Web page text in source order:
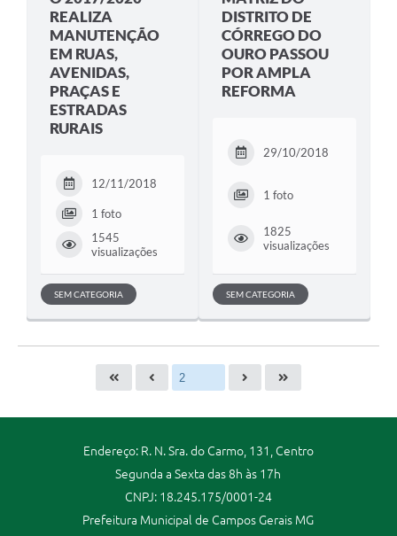
REALIZA
MANUTENÇÃO
EM RUAS,
AVENIDAS,
PRAÇAS E
ESTRADAS
RURAIS
12/11/2018
1 foto
1545
visualizações
SEM CATEGORIA
DISTRITO DE
CÓRREGO DO
OURO PASSOU
POR AMPLA
REFORMA
29/10/2018
1 foto
1825
visualizações
SEM CATEGORIA
Endereço: R. N. Sra. do Carmo, 131, Centro
Segunda a Sexta das 8h às 17h
CNPJ: 18.245.175/0001-24
Prefeitura Municipal de Campos Gerais MG